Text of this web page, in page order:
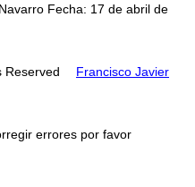
Fecha: 17 de abril de
Reserved
Francisco Javier
errores por favor